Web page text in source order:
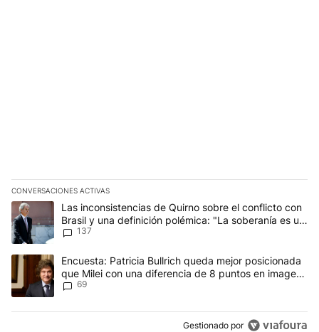
CONVERSACIONES ACTIVAS
Este listado muestra los artículos con más comentarios en los
Un artículo de tendencia con el título "Las inconsistencias de
Las inconsistencias de Quirno sobre el conflicto con
Brasil y una definición polémica: "La soberanía es un
concepto antiguo"
137
Un artículo de tendencia con el título "Encuesta: Patricia Bullrich
Encuesta: Patricia Bullrich queda mejor posicionada
que Milei con una diferencia de 8 puntos en imagen
negativa
69
Gestionado por